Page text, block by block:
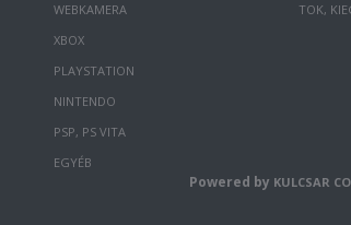
WEBKAMERA
XBOX
PLAYSTATION
NINTENDO
PSP, PS VITA
EGYÉB
TOK,
Powered by KULCSAR